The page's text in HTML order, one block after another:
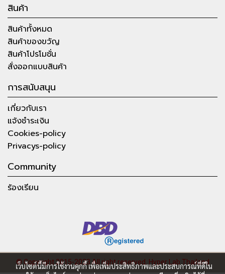
สินค้า
สินค้าทั้งหมด
สินค้าของขวัญ
สินค้าโปรโมชั่น
สั่งออกแบบสินค้า
การสนับสนุน
เกี่ยวกับเรา
แจ้งชำระเงิน
Cookies-policy
Privacys-policy
Community
ร้องเรียน
© Copyright 2015-2023 All right reserved. Hyper Lab Thailand
เว็บไซต์นี้มีการใช้งานคุกกี้ เพื่อเพิ่มประสิทธิภาพและประสบการณ์ที่ดีใน